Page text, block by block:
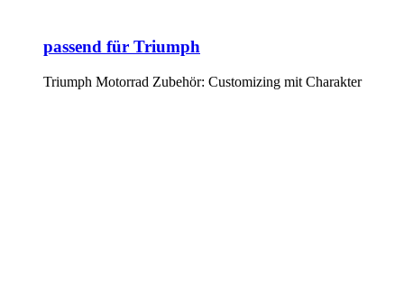
passend für Triumph
Triumph Motorrad Zubehör: Customizing mit Charakter